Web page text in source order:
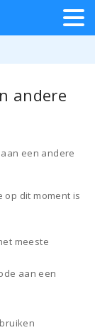
andere
een andere
op dit moment is
meeste
aan een